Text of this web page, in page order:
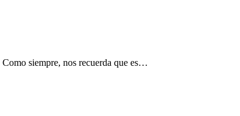
siempre, nos recuerda que es…